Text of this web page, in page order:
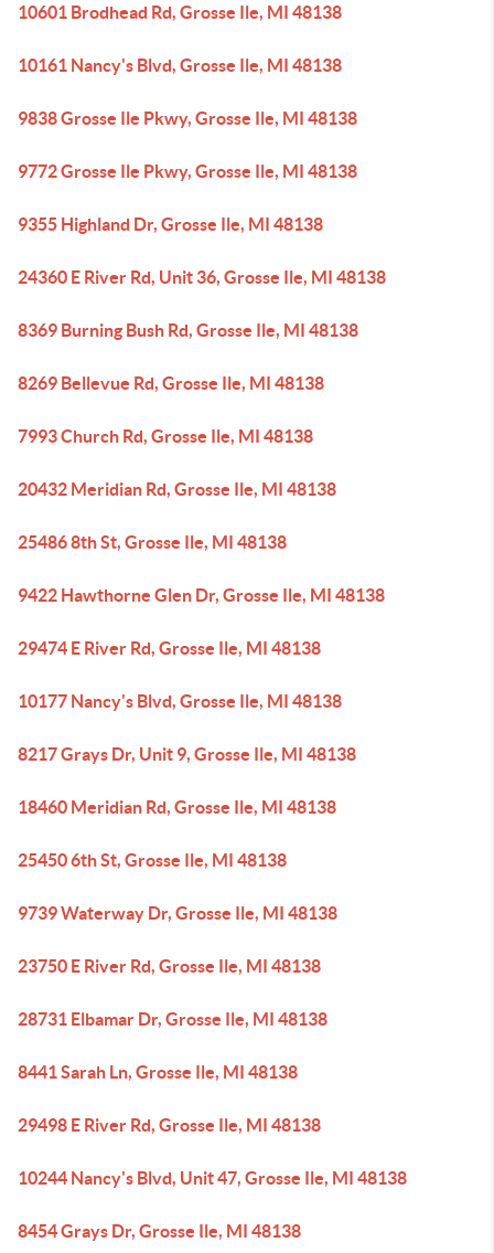
10601 Brodhead Rd, Grosse Ile, MI 48138
10161 Nancy's Blvd, Grosse Ile, MI 48138
9838 Grosse Ile Pkwy, Grosse Ile, MI 48138
9772 Grosse Ile Pkwy, Grosse Ile, MI 48138
9355 Highland Dr, Grosse Ile, MI 48138
24360 E River Rd, Unit 36, Grosse Ile, MI 48138
8369 Burning Bush Rd, Grosse Ile, MI 48138
8269 Bellevue Rd, Grosse Ile, MI 48138
7993 Church Rd, Grosse Ile, MI 48138
20432 Meridian Rd, Grosse Ile, MI 48138
25486 8th St, Grosse Ile, MI 48138
9422 Hawthorne Glen Dr, Grosse Ile, MI 48138
29474 E River Rd, Grosse Ile, MI 48138
10177 Nancy's Blvd, Grosse Ile, MI 48138
8217 Grays Dr, Unit 9, Grosse Ile, MI 48138
18460 Meridian Rd, Grosse Ile, MI 48138
25450 6th St, Grosse Ile, MI 48138
9739 Waterway Dr, Grosse Ile, MI 48138
23750 E River Rd, Grosse Ile, MI 48138
28731 Elbamar Dr, Grosse Ile, MI 48138
8441 Sarah Ln, Grosse Ile, MI 48138
29498 E River Rd, Grosse Ile, MI 48138
10244 Nancy's Blvd, Unit 47, Grosse Ile, MI 48138
8454 Grays Dr, Grosse Ile, MI 48138